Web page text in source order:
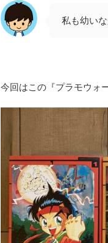
私も幼い
今回はこの『プラモウォ